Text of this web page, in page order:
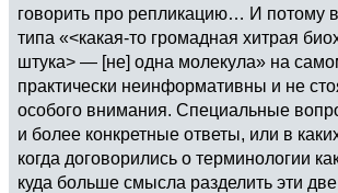
говорить про репликацию… И потому
типа «<какая-то громадная хитрая
штука> — [не] одна молекула» на
практически неинформативны и не
особого внимания. Специальные
и более конкретные ответы, или в
когда договорились о терминологии
куда больше смысла разделить эти